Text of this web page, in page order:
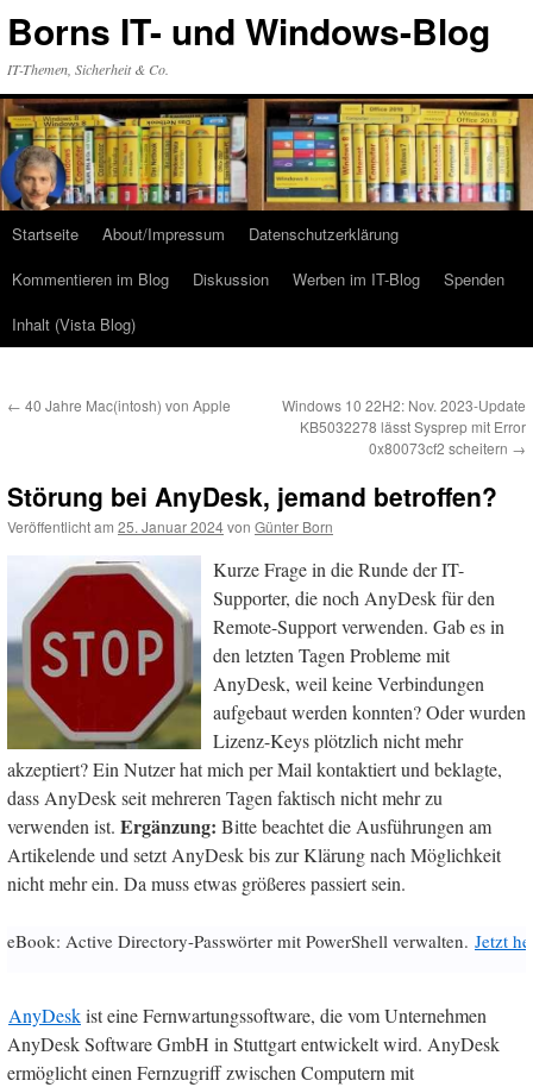
Inhalt
Borns IT- und Windows-Blog
IT-Themen, Sicherheit & Co.
Startseite About/Impressum
Datenschutzerklärung
Kommentieren im Blog
Diskussion Werben im IT-Blog
Spenden
Inhalt (Vista Blog)
← 40 Jahre Mac(intosh) von Apple
Windows 10 22H2: Nov. 2023-Update
KB5032278 lässt Sysprep mit Error
0x80073cf2 scheitern →
Störung bei AnyDesk, jemand betroffen?
Veröffentlicht am 25. Januar 2024von Günter Born
Kurze Frage in die Runde der IT-
Supporter, die noch AnyDesk für den
Remote-Support verwenden. Gab es in
den letzten Tagen Probleme mit
AnyDesk, weil keine Verbindungen
aufgebaut werden konnten? Oder wurden
Lizenz-Keys plötzlich nicht mehr
akzeptiert? Ein Nutzer hat mich per Mail kontaktiert und beklagte,
dass AnyDesk seit mehreren Tagen faktisch nicht mehr zu
verwenden ist. Ergänzung: Bitte beachtet die Ausführungen am
Artikelende und setzt AnyDesk bis zur Klärung nach Möglichkeit
nicht mehr ein. Da muss etwas größeres passiert sein.
eBook: Active Directory-Passwörter mit PowerShell verwalten. Jetzt
AnyDeskist eine Fernwartungssoftware, die vom Unternehmen
AnyDesk Software GmbH in Stuttgart entwickelt wird. AnyDesk
ermöglicht einen Fernzugriff zwischen Computern mit